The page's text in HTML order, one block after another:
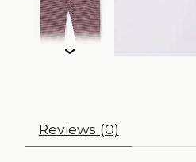
Reviews (0)